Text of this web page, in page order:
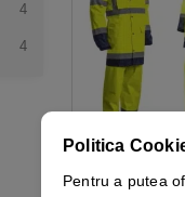
Costum
4
4
Politica
Pentru a putea